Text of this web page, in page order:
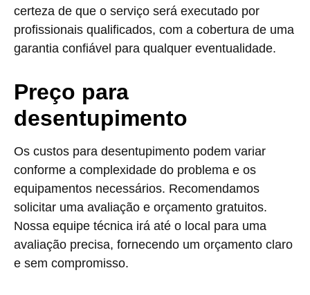
certeza de que o serviço será executado por
profissionais qualificados, com a cobertura de uma
garantia confiável para qualquer eventualidade.
Preço para
desentupimento
Os custos para desentupimento podem variar
conforme a complexidade do problema e os
equipamentos necessários. Recomendamos
solicitar uma avaliação e orçamento gratuitos.
Nossa equipe técnica irá até o local para uma
avaliação precisa, fornecendo um orçamento claro
e sem compromisso.